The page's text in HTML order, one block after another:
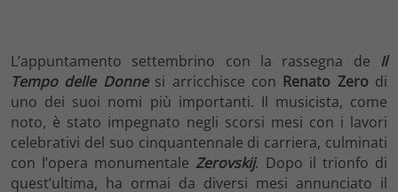
L’appuntamento settembrino con la rassegna de Il
Tempo delle Donnesi arricchisce con Renato Zerodi
uno dei suoi nomi più importanti. Il musicista, come
noto, è stato impegnato negli scorsi mesi con i lavori
celebrativi del suo cinquantennale di carriera, culminati
con l’opera monumentaleZerovskij. Dopo il trionfo di
quest’ultima, ha ormai da diversi mesi annunciato il